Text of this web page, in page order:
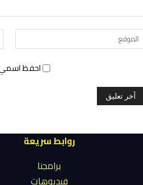
احفظ اسمي
روابط سريعة
برامجنا
فيديوهات